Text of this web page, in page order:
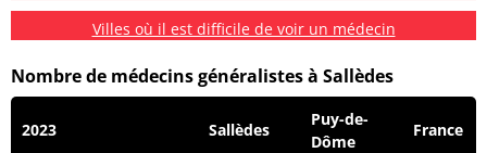
Villes où il est difficile de voir un médecin
Nombre de médecins généralistes à Sallèdes
2023 Sallèdes
Puy-de-
Dôme
France